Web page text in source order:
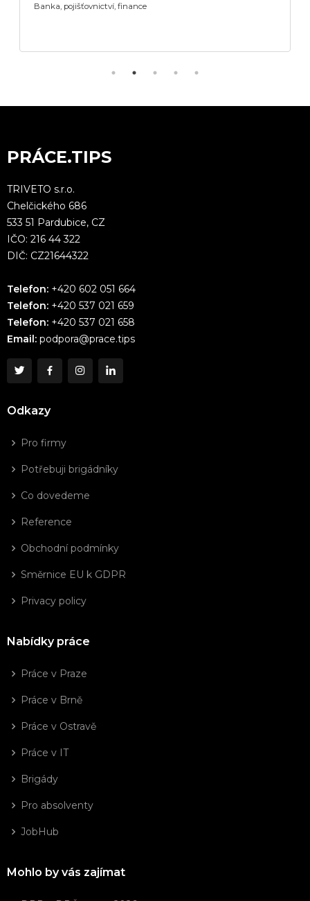
Banka, pojišťovnictví, finance
PRÁCE.TIPS
TRIVETO s.r.o.
Chelčického 686
533 51 Pardubice, CZ
IČO: 216 44 322
DIČ: CZ21644322
Telefon: +420 602 051 664
Telefon: +420 537 021 659
Telefon: +420 537 021 658
Email: podpora@prace.tips
Odkazy
Pro firmy
Potřebuji brigádníky
Co dovedeme
Reference
Obchodní podmínky
Směrnice EU k GDPR
Privacy policy
Nabídky práce
Práce v Praze
Práce v Brně
Práce v Ostravě
Práce v IT
Brigády
Pro absolventy
JobHub
Mohlo by vás zajímat